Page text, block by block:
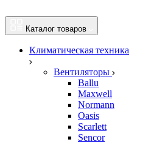
Каталог товаров
Климатическая техника
Вентиляторы
Ballu
Maxwell
Normann
Oasis
Scarlett
Sencor